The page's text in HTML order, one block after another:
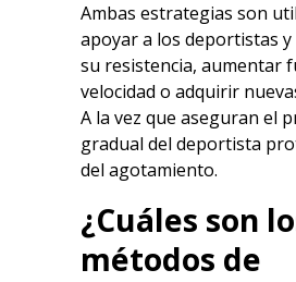
Ambas estrategias son
apoyar a los deportistas
su resistencia, aumentar
velocidad o adquirir
A la vez que aseguran el
gradual del deportista
del agotamiento.
¿Cuáles son
métodos de